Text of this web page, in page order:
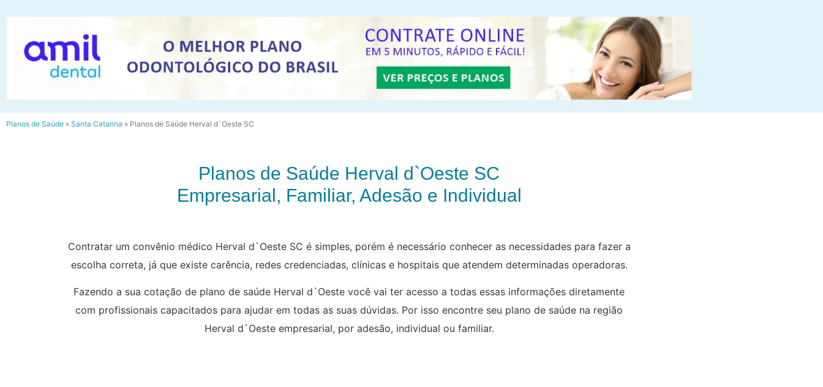
Planos de Saúde » Santa Catarina » Planos de Saúde Herval d`Oeste SC
Planos de Saúde Herval d`Oeste SC
Empresarial, Familiar, Adesão e Individual
Contratar um convênio médico Herval d`Oeste SC é simples, porém é necessário conhecer as necessidades para fazer a
escolha correta, já que existe carência, redes credenciadas, clínicas e hospitais que atendem determinadas operadoras.
Fazendo a sua cotação de plano de saúde Herval d`Oeste você vai ter acesso a todas essas informações diretamente
com profissionais capacitados para ajudar em todas as suas dúvidas. Por isso encontre seu plano de saúde na região
Herval d`Oeste empresarial, por adesão, individual ou familiar.